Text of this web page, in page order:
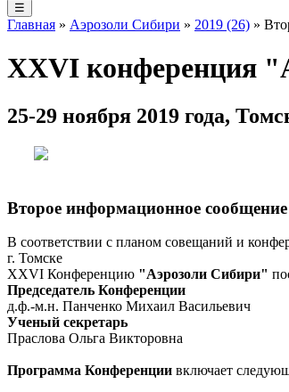
☰
Главная » Аэрозоли Сибири » 2019 (26) »
XXVI конференция
25-29 ноября 2019 года,
Второе информационное сообщение
В соответствии с планом совещаний и
г. Томске
XXVI Конференцию "Аэрозоли Сибири"
Председатель Конференции
д.ф.-м.н. Панченко Михаил Васильевич
Ученый секретарь
Праслова Ольга Викторовна
Программа Конференции включает